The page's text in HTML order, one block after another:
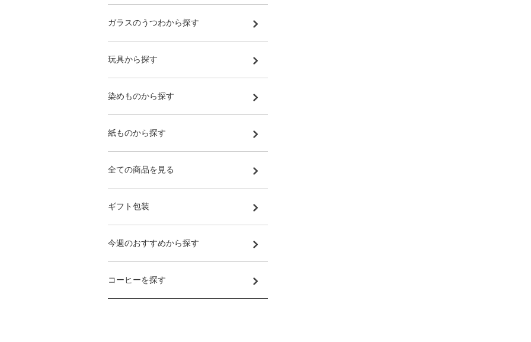
ガラスのうつわから探す
玩具から探す
染めものから探す
紙ものから探す
全ての商品を見る
ギフト包装
今週のおすすめから探す
コーヒーを探す